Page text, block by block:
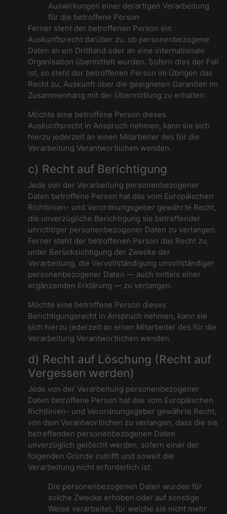
Auswirkungen einer derartigen Verarbeitung
für die betroffene Person
Ferner steht der betroffenen Person ein
Auskunftsrecht darüber zu, ob personenbezogene
Daten an ein Drittland oder an eine internationale
Organisation übermittelt wurden. Sofern dies der Fall
ist, so steht der betroffenen Person im Übrigen das
Recht zu, Auskunft über die geeigneten Garantien im
Zusammenhang mit der Übermittlung zu erhalten.
Möchte eine betroffene Person dieses
Auskunftsrecht in Anspruch nehmen, kann sie sich
hierzu jederzeit an einen Mitarbeiter des für die
Verarbeitung Verantwortlichen wenden.
c) Recht auf Berichtigung
Jede von der Verarbeitung personenbezogener
Daten betroffene Person hat das vom Europäischen
Richtlinien- und Verordnungsgeber gewährte Recht,
die unverzügliche Berichtigung sie betreffender
unrichtiger personenbezogener Daten zu verlangen.
Ferner steht der betroffenen Person das Recht zu,
unter Berücksichtigung der Zwecke der
Verarbeitung, die Vervollständigung unvollständiger
personenbezogener Daten — auch mittels einer
ergänzenden Erklärung — zu verlangen.
Möchte eine betroffene Person dieses
Berichtigungsrecht in Anspruch nehmen, kann sie
sich hierzu jederzeit an einen Mitarbeiter des für die
Verarbeitung Verantwortlichen wenden.
d) Recht auf Löschung (Recht auf
Vergessen werden)
Jede von der Verarbeitung personenbezogener
Daten betroffene Person hat das vom Europäischen
Richtlinien- und Verordnungsgeber gewährte Recht,
von dem Verantwortlichen zu verlangen, dass die sie
betreffenden personenbezogenen Daten
unverzüglich gelöscht werden, sofern einer der
folgenden Gründe zutrifft und soweit die
Verarbeitung nicht erforderlich ist:
Die personenbezogenen Daten wurden für
solche Zwecke erhoben oder auf sonstige
Weise verarbeitet, für welche sie nicht mehr